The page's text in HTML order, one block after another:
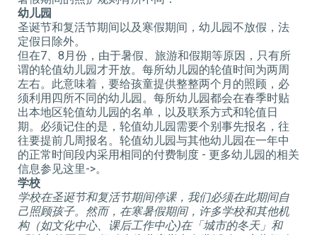
幼儿园
圣诞节和复活节期间以及寒假期间，幼儿园不放假，法
定假日除外。
但在7、8月份，由于暑假、旅游和假期等原因，只有所
谓的轮值幼儿园才开放。每所幼儿园的轮值时间为两周
左右。此意味着，要给孩童提供整整两个月的照顾，必
须利用四所不同的幼儿园。每所幼儿园都会在春季时贴
出本地区轮值幼儿园的名单，以及联系方式和轮值日
期。必须记住的是，轮值幼儿园需要个别事先报名，往
往要提前几周报名。轮值幼儿园与其他幼儿园在一年中
的正常时间段内采用相同的付费制度 - 更多幼儿园的相关
信息参见这里->。
学校
学校在圣诞节和复活节期间停课， 我们必须在此期间自
己照顾孩子。然而，在寒暑假期间，许多学校和其他机
构（如文化中心、课后工作中心)在「城市的冬天」 和